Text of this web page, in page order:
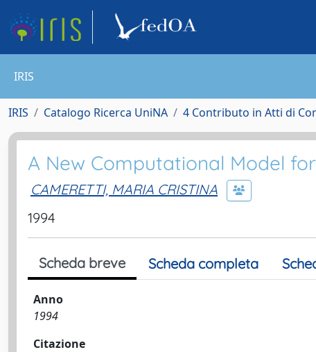
IRIS
IRIS Catalogo Ricerca UniNA 4 Contributo in Atti di
A New Computational Model
CAMERETTI, MARIA CRISTINA
1994
Scheda breve Scheda completa
Anno
1994
Citazione